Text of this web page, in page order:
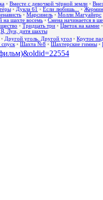
• Вместе с девочкой чёрной земли •
• Дукла 61 • Если любишь... •
• Марсинель • Молли Магуайерс
на шахте восемь • Смена начинается в
• Тридцать три • Цветок на камне •
Я, Луи, дитя шахты
• Другой уголь. Другой угол • Крутое
• Шахта №8 • Шахтерские гимны •